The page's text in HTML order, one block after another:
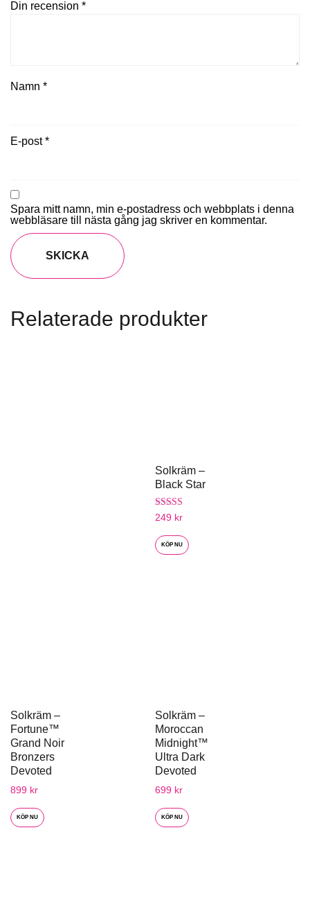
Din recension *
Namn *
E-post*
Spara mitt namn, min e-postadress och webbplats i denna
webbläsare till nästa gång jag skriver en kommentar.
Relaterade produkter
Solkräm –
Black Star
Betygsatt
av 5
249 kr
KÖP NU
Solkräm –
Fortune™
Grand Noir
Bronzers
Devoted
899 kr
KÖP NU
Solkräm –
Moroccan
Midnight™
Ultra Dark
Devoted
699 kr
KÖP NU